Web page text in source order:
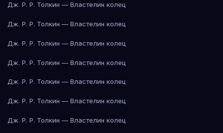
Дж. Р. Р. Толкин — Властелин колец
Дж. Р. Р. Толкин — Властелин колец
Дж. Р. Р. Толкин — Властелин колец
Дж. Р. Р. Толкин — Властелин колец
Дж. Р. Р. Толкин — Властелин колец
Дж. Р. Р. Толкин — Властелин колец
Дж. Р. Р. Толкин — Властелин колец